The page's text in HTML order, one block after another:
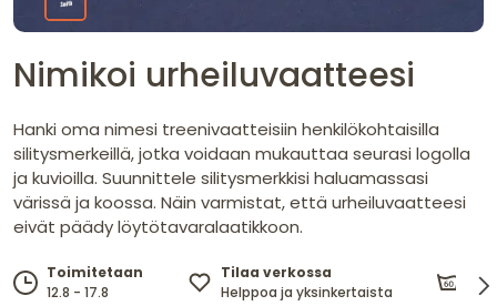
Nimikoi urheiluvaatteesi
Hanki oma nimesi treenivaatteisiin henkilökohtaisilla
silitysmerkeillä, jotka voidaan mukauttaa seurasi logolla
ja kuvioilla. Suunnittele silitysmerkkisi haluamassasi
värissä ja koossa. Näin varmistat, että urheiluvaatteesi
eivät päädy löytötavaralaatikkoon.
Toimitetaan
12.8 - 17.8
Tilaa verkossa
Helppoa ja yksinkertaista